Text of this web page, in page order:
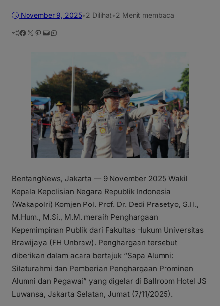
November 9, 2025•2 Dilihat•2 Menit membaca
Facebook Twitter Pinterest Mail WhatsApp
BentangNews, Jakarta — 9 November 2025 Wakil
Kepala Kepolisian Negara Republik Indonesia
(Wakapolri) Komjen Pol. Prof. Dr. Dedi Prasetyo, S.H.,
M.Hum., M.Si., M.M. meraih Penghargaan
Kepemimpinan Publik dari Fakultas Hukum Universitas
Brawijaya (FH Unbraw). Penghargaan tersebut
diberikan dalam acara bertajuk “Sapa Alumni:
Silaturahmi dan Pemberian Penghargaan Prominen
Alumni dan Pegawai” yang digelar di Ballroom Hotel JS
Luwansa, Jakarta Selatan, Jumat (7/11/2025).